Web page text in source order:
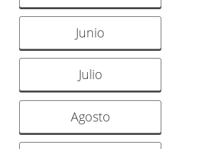
Junio
Julio
Agosto